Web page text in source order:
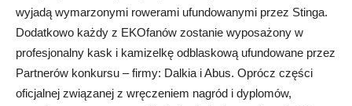
wyjadą wymarzonymi rowerami ufundowanymi przez Stinga.
Dodatkowo każdy z EKOfanów zostanie wyposażony w
profesjonalny kask i kamizelkę odblaskową ufundowane przez
Partnerów konkursu – firmy: Dalkia i Abus. Oprócz części
oficjalnej związanej z wręczeniem nagród i dyplomów,